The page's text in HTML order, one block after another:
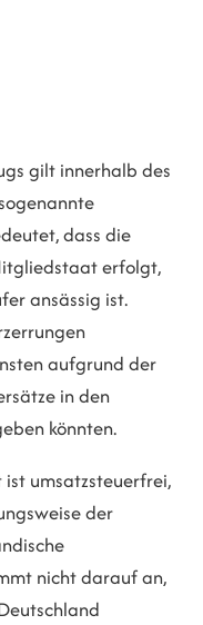
gilt innerhalb des
dass die
erfolgt,
ansässig ist.
aufgrund der
in den
könnten.
ist umsatzsteuerfrei,
der
nicht darauf an,